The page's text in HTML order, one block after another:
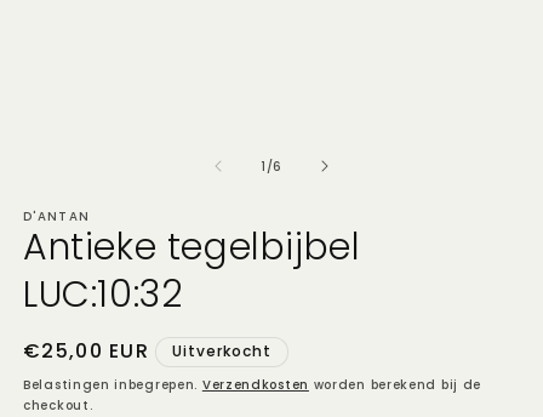
1 /van
6
D'ANTAN
Antieke tegelbijbel
LUC:10:32
Normale
prijs
€25,00 EUR Uitverkocht
Belastingen inbegrepen. Verzendkosten worden berekend bij de
checkout.